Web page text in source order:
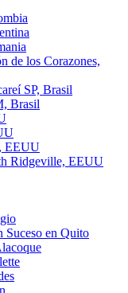
de los Corazones,
SP, Brasil
Brasil
EEUU
Ridgeville, EEUU
Suceso en Quito